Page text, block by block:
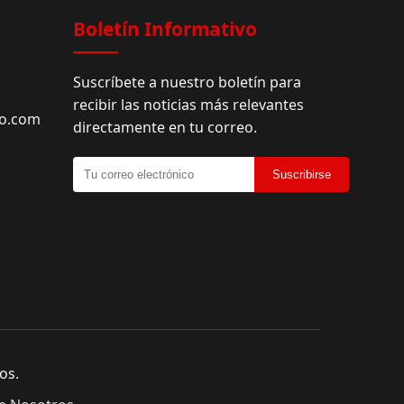
Boletín Informativo
Suscríbete a nuestro boletín para
recibir las noticias más relevantes
directamente en tu correo.
Suscribirse